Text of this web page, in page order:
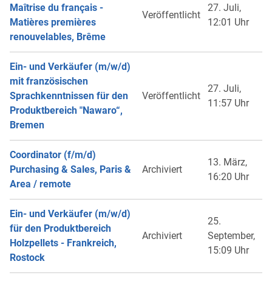
Maîtrise du français -
Matières premières
renouvelables, Brême
Veröffentlicht
27. Juli,
12:01 Uhr
Ein- und Verkäufer (m/w/d)
mit französischen
Sprachkenntnissen für den
Produktbereich "Nawaro“,
Bremen
Veröffentlicht
27. Juli,
11:57 Uhr
Coordinator (f/m/d)
Purchasing & Sales, Paris &
Area / remote
Archiviert
13. März,
16:20 Uhr
Ein- und Verkäufer (m/w/d)
für den Produktbereich
Holzpellets - Frankreich,
Rostock
Archiviert
25.
September,
15:09 Uhr